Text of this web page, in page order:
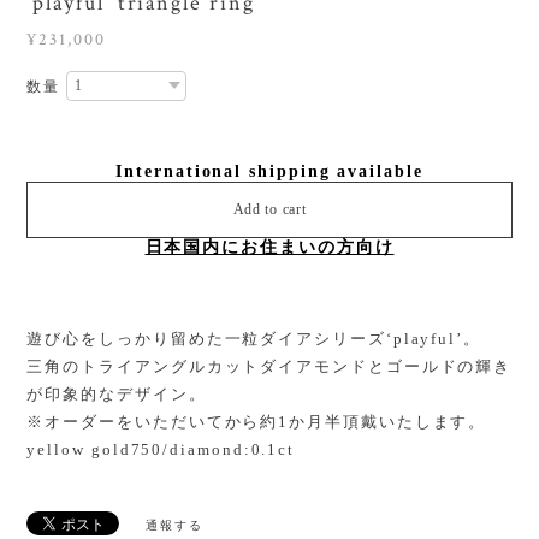
¥231,000
数量
International shipping available
Add to cart
日本国内にお住まいの方向け
遊び心をしっかり留めた一粒ダイアシリーズ‘playful’。
三角のトライアングルカットダイアモンドとゴールドの輝き
が印象的なデザイン。
※オーダーをいただいてから約1か月半頂戴いたします。
yellow gold750/diamond:0.1ct
通報する